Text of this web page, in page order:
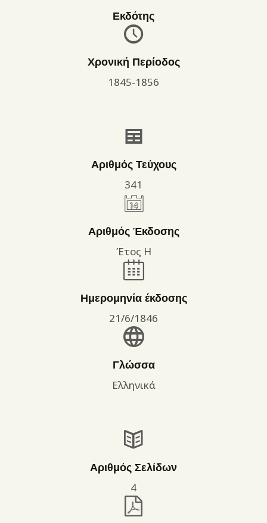
Εκδότης
Χρονική Περίοδος
1845-1856
Αριθμός Τεύχους
341
Αριθμός Έκδοσης
Έτος Η
Ημερομηνία έκδοσης
21/6/1846
Γλώσσα
Ελληνικά
Αριθμός Σελίδων
4